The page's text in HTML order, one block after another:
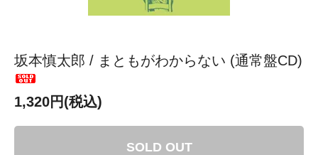
坂本慎太郎 / まともがわからない (通常盤CD)
1,320円(税込)
SOLD OUT